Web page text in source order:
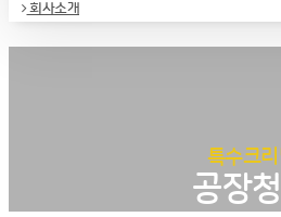
회사소개
특수크
공장